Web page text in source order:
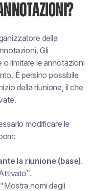
della
Gli
limitare le annotazioni
È persino possibile
della riunione, il che
modificare le
la riunione (base).
nomi degli